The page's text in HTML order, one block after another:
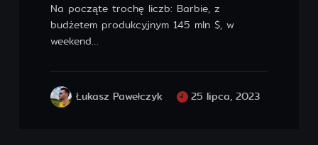
Na począte trochę liczb: Barbie, z
budżetem produkcyjnym 145 mln $, w
weekend…
Łukasz Pawełczyk 25 lipca, 2023